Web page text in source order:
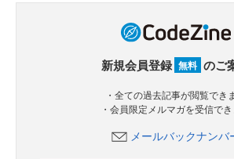
新規会員登録 無料 のご
・全ての過去記事が閲覧でき
・会員限定メルマガを受信で
メールバックナンバ